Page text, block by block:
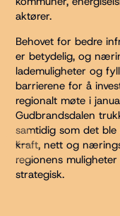
aktører.
Behovet for bedre
er betydelig, og
lademuligheter og
barrierene for å
regionalt møte i
Gudbrandsdalen
samtidig som det
kraft, nett og
regionens
strategisk.